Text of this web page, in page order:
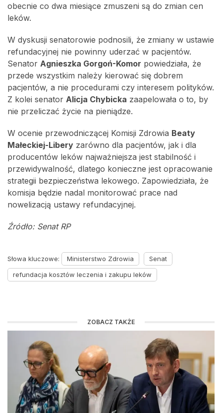
obecnie co dwa miesiące zmuszeni są do zmian cen
leków.
W dyskusji senatorowie podnosili, że zmiany w ustawie
refundacyjnej nie powinny uderzać w pacjentów.
Senator Agnieszka Gorgoń-Komor powiedziała, że
przede wszystkim należy kierować się dobrem
pacjentów, a nie procedurami czy interesem polityków.
Z kolei senator Alicja Chybicka zaapelowała o to, by
nie przeliczać życie na pieniądze.
W ocenie przewodniczącej Komisji Zdrowia Beaty
Małeckiej-Libery zarówno dla pacjentów, jak i dla
producentów leków najważniejsza jest stabilność i
przewidywalność, dlatego konieczne jest opracowanie
strategii bezpieczeństwa lekowego. Zapowiedziała, że
komisja będzie nadal monitorować prace nad
nowelizacją ustawy refundacyjnej.
Źródło: Senat RP
Słowa kluczowe: Ministerstwo Zdrowia
Senat
refundacja kosztów leczenia i zakupu leków
ZOBACZ TAKŻE